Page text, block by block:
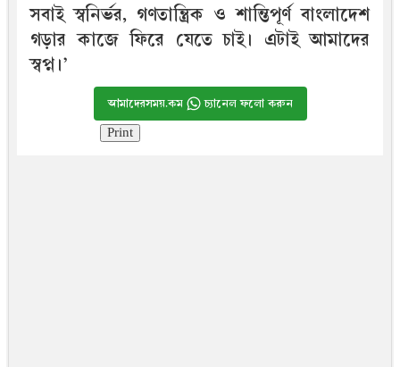
সবাই স্বনির্ভর, গণতান্ত্রিক ও শান্তিপূর্ণ বাংলাদেশ
গড়ার কাজে ফিরে যেতে চাই। এটাই আমাদের
স্বপ্ন।’
আমাদেরসময়.কম চ্যানেল ফলো করুন
Print